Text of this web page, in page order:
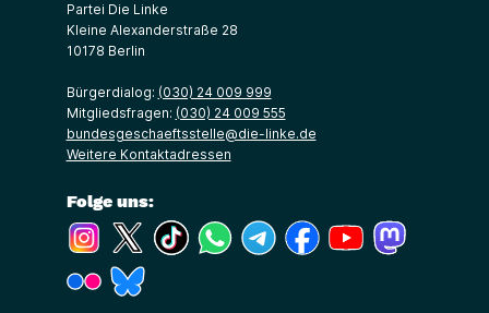
Partei Die Linke
Kleine Alexanderstraße 28
10178 Berlin
Bürgerdialog: (030) 24 009 999
Mitgliedsfragen: (030) 24 009 555
bundesgeschaeftsstelle@die-linke.de
Weitere Kontaktadressen
Folge uns:
(Link öffnet ein neues Fenster)
(Link öffnet ein neues Fenster)
(Link öffnet ein neues Fenster)
(Link öffnet ein neues Fenster)
(Link öffnet ein neues Fenster)
(Link öffnet ein neues
(Link öffnet ein
(Link öffnet ein neues Fenster)